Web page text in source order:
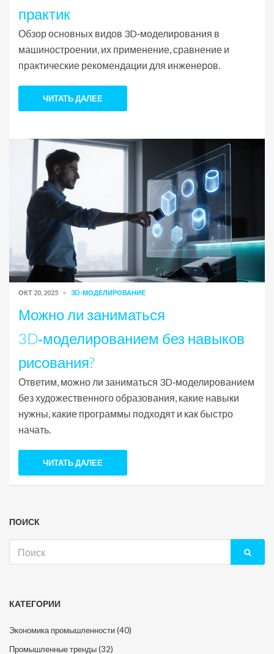
практик
Обзор основных видов 3D‑моделирования в
машиностроении, их применение, сравнение и
практические рекомендации для инженеров.
ЧИТАТЬ ДАЛЕЕ
ОКТ 20, 2025 3D-МОДЕЛИРОВАНИЕ
Можно ли заниматься
3D‑моделированием без навыков
рисования?
Ответим, можно ли заниматься 3D‑моделированием
без художественного образования, какие навыки
нужны, какие программы подходят и как быстро
начать.
ЧИТАТЬ ДАЛЕЕ
ПОИСК
КАТЕГОРИИ
Экономика промышленности(40)
Промышленные тренды(32)